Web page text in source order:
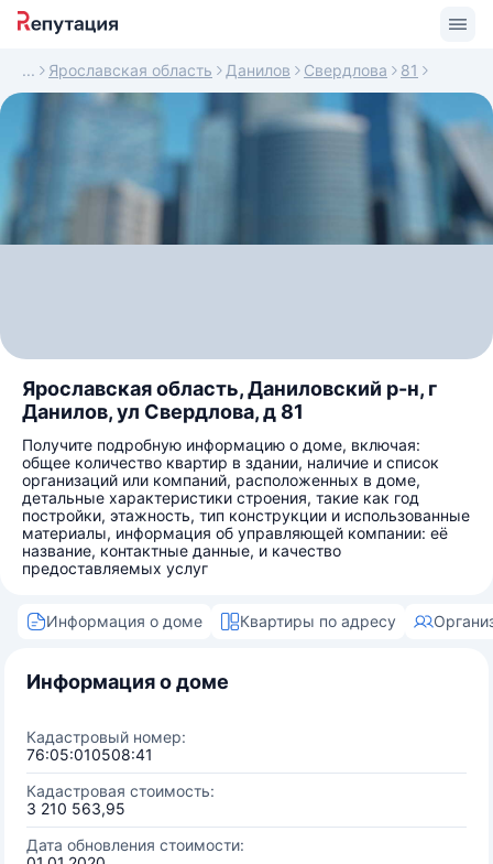
Ярославская область Данилов Свердлова 81
Ярославская область, Даниловский р-н, г
Данилов, ул Свердлова, д 81
Получите подробную информацию о доме, включая:
общее количество квартир в здании, наличие и список
организаций или компаний, расположенных в доме,
детальные характеристики строения, такие как год
постройки, этажность, тип конструкции и использованные
материалы, информация об управляющей компании: её
название, контактные данные, и качество
предоставляемых услуг
Информация о доме Квартиры по адресу
Информация о доме
Кадастровый номер:
76:05:010508:41
Кадастровая стоимость:
3 210 563,95
Дата обновления стоимости: